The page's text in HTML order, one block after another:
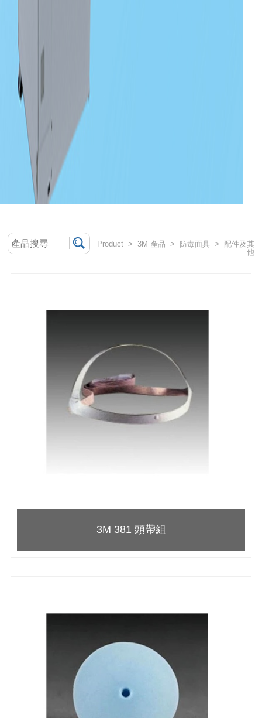
Product > 3M 產品 > 防毒面具 > 配件及其
他
3M 381 頭帶組